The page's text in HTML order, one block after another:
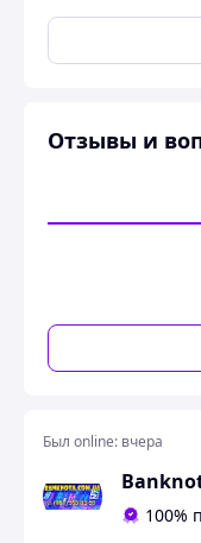
Виды контроля
излучения
Ширина
Питание
Потребляемая
Отзывы и
Был online: вчера
100%